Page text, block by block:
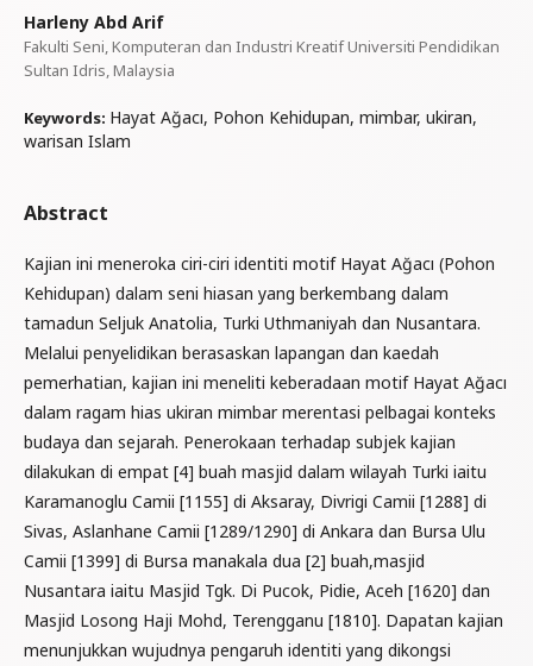
Harleny Abd Arif
Fakulti Seni, Komputeran dan Industri Kreatif Universiti Pendidikan
Sultan Idris, Malaysia
Keywords: Hayat Ağacı, Pohon Kehidupan, mimbar, ukiran,
warisan Islam
Abstract
Kajian ini meneroka ciri-ciri identiti motif Hayat Ağacı (Pohon
Kehidupan) dalam seni hiasan yang berkembang dalam
tamadun Seljuk Anatolia, Turki Uthmaniyah dan Nusantara.
Melalui penyelidikan berasaskan lapangan dan kaedah
pemerhatian, kajian ini meneliti keberadaan motif Hayat Ağacı
dalam ragam hias ukiran mimbar merentasi pelbagai konteks
budaya dan sejarah. Penerokaan terhadap subjek kajian
dilakukan di empat [4] buah masjid dalam wilayah Turki iaitu
Karamanoglu Camii [1155] di Aksaray, Divrigi Camii [1288] di
Sivas, Aslanhane Camii [1289/1290] di Ankara dan Bursa Ulu
Camii [1399] di Bursa manakala dua [2] buah,masjid
Nusantara iaitu Masjid Tgk. Di Pucok, Pidie, Aceh [1620] dan
Masjid Losong Haji Mohd, Terengganu [1810]. Dapatan kajian
menunjukkan wujudnya pengaruh identiti yang dikongsi